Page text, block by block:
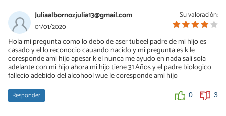
Su valoración:
Juliaalbornozjulia13@gmail.com
01/01/2020
Hola mi pregunta como lo debo de aser tubeel padre de mi hijo es
casado y el lo reconocio cauando nacido y mi pregunta es k le
coresponde ami hijo apesar k el nunca me ayudo en nada sali sola
adelante con mi hijo ahora mi hijo tiene 31 Años y el padre biologico
fallecio adebido del alcohool wue le coresponde ami hijo
Responder 0 3